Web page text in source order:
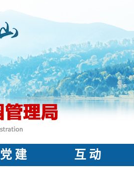
党 建 互 动